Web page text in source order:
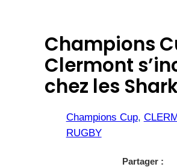
Champions
Clermont
chez les
Champions Cup,
RUGBY
Partager :